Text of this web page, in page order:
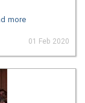
more
01 Feb 2020